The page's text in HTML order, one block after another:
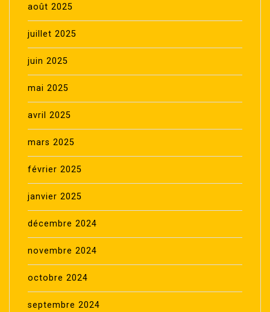
août 2025
juillet 2025
juin 2025
mai 2025
avril 2025
mars 2025
février 2025
janvier 2025
décembre 2024
novembre 2024
octobre 2024
septembre 2024